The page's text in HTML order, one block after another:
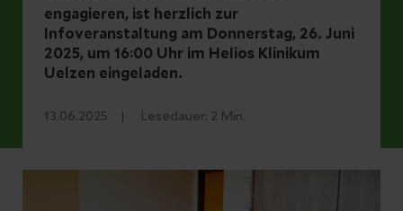
engagieren, ist herzlich zur
Infoveranstaltung am Donnerstag, 26. Juni
2025, um 16:00 Uhr im Helios Klinikum
Uelzen eingeladen.
13.06.2025 Lesedauer: 2 Min.